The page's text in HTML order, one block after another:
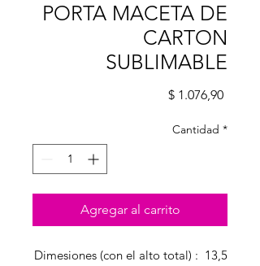
PORTA MACETA DE
CARTON
SUBLIMABLE
$ 1.076,90Precio
Cantidad *
Agregar al carrito
Dimesiones (con el alto total) : 13,5